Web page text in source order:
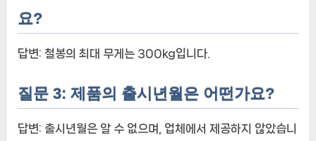
요?
답변: 철봉의 최대 무게는 300kg입니다.
질문 3: 제품의 출시년월은 어떤가요?
답변: 출시년월은 알 수 없으며, 업체에서 제공하지 않았습니